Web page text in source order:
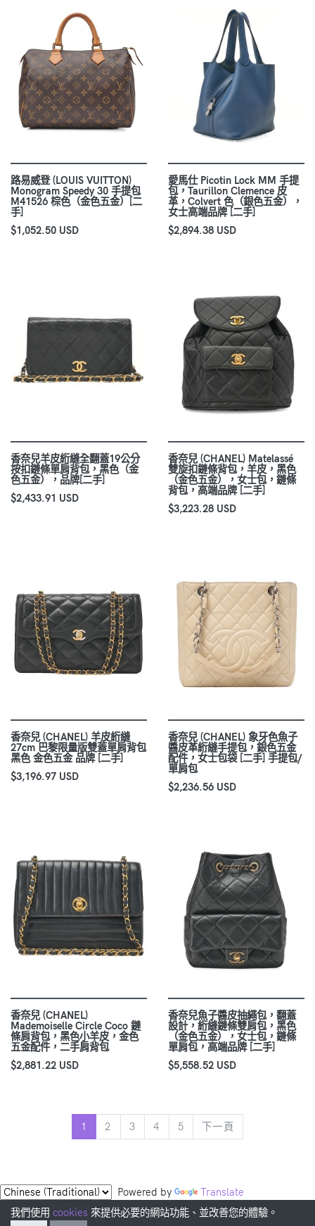
路易威登 (LOUIS VUITTON)
Monogram Speedy 30 手提包
M41526 棕色（金色五金）[二
手]
$1,052.50 USD
愛馬仕 Picotin Lock MM 手提
包，Taurillon Clemence 皮
革，Colvert 色（銀色五金），
女士高端品牌 [二手]
$2,894.38 USD
香奈兒羊皮絎縫全翻蓋19公分
按扣鏈條單肩背包，黑色（金
色五金），品牌[二手]
$2,433.91 USD
香奈兒 (CHANEL) Matelassé
雙旋扣鏈條背包，羊皮，黑色
（金色五金），女士包，鏈條
背包，高端品牌 [二手]
$3,223.28 USD
香奈兒 (CHANEL) 羊皮絎縫
27cm 巴黎限量版雙蓋單肩背包
黑色 金色五金 品牌 [二手]
$3,196.97 USD
香奈兒 (CHANEL) 象牙色魚子
醬皮革絎縫手提包，銀色五金
配件，女士包袋 [二手] 手提包/
單肩包
$2,236.56 USD
香奈兒 (CHANEL)
Mademoiselle Circle Coco 鏈
條肩背包，黑色小羊皮，金色
五金配件，二手肩背包
$2,881.22 USD
香奈兒魚子醬皮抽繩包，翻蓋
設計，絎縫鏈條雙肩包，黑色
（金色五金），女士包，鏈條
單肩包，高端品牌 [二手]
$5,558.52 USD
1 2 3 4 5 下一頁
Powered by
Translate
我們使用 cookies 來提供必要的網站功能、並改善您的體驗。